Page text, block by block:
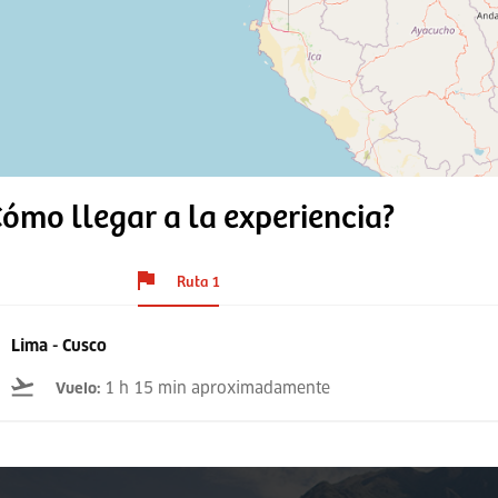
llegar a la experiencia?
Ruta 1
Lima - Cusco
Vuelo: 1 h 15 min aproximadamente